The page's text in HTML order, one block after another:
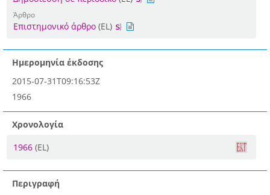
Άρθρο
Επιστημονικό άρθρο (EL)
Ημερομηνία έκδοσης
2015-07-31T09:16:53Z
1966
Χρονολογία
1966 (EL)
Περιγραφή